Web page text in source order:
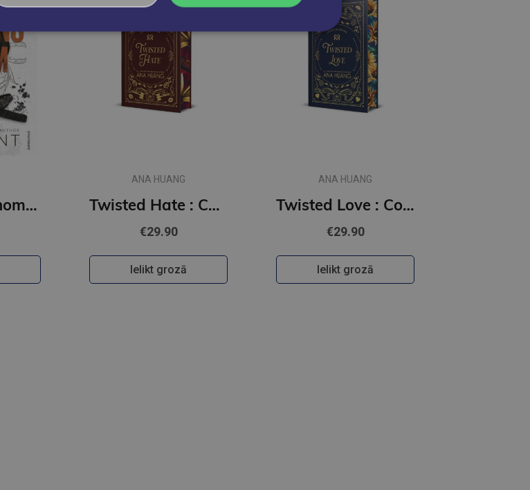
Tempting Venom : #3 The Vipers series
ANA HUANG
Twisted Hate : Collector's Edition
€29.90
Ielikt grozā
ANA HUANG
Twisted Love : Collector's Edition
€29.90
Ielikt grozā